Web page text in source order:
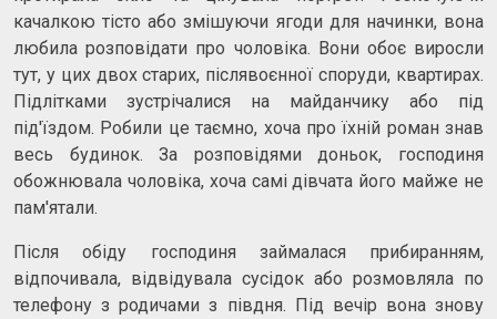
качалкою тісто або змішуючи ягоди для начинки, вона
любила розповідати про чоловіка. Вони обоє виросли
тут, у цих двох старих, післявоєнної споруди, квартирах.
Підлітками зустрічалися на майданчику або під
під'їздом. Робили це таємно, хоча про їхній роман знав
весь будинок. За розповідями доньок, господиня
обожнювала чоловіка, хоча самі дівчата його майже не
пам'ятали.
Після обіду господиня займалася прибиранням,
відпочивала, відвідувала сусідок або розмовляла по
телефону з родичами з півдня. Під вечір вона знову